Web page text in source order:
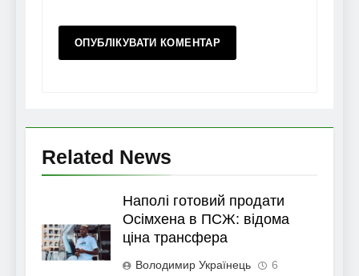
Related News
Наполі готовий продати
Осімхена в ПСЖ: відома
ціна трансфера
Володимир Українець
6